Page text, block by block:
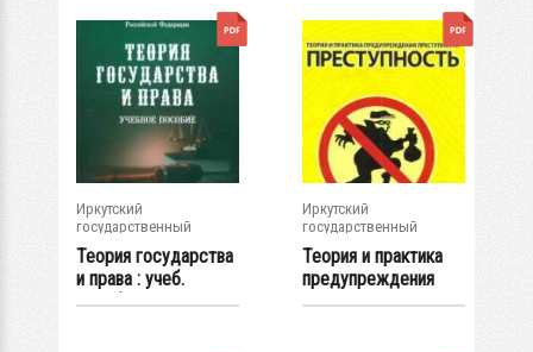
Иркутский
государственный
университет
Теория государства
и права : учеб.
пособие
Иркутский
государственный
университет
Теория и практика
предупреждения
преступности....